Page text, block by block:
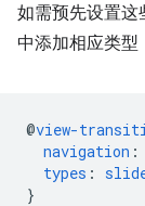
如需预先设置这
中添加相应类型
@view-
navigation :
types :
}